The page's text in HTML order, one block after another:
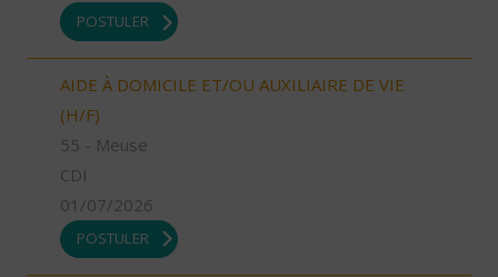
POSTULER
AIDE À DOMICILE ET/OU AUXILIAIRE DE VIE
(H/F)
55 - Meuse
CDI
01/07/2026
POSTULER